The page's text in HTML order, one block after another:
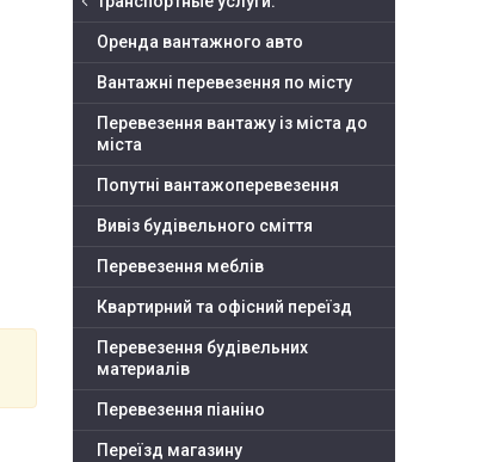
Оренда вантажного авто
Вантажні перевезення по місту
Перевезення вантажу із міста до
міста
Попутні вантажоперевезення
Вивіз будівельного сміття
Перевезення меблів
Квартирний та офісний переїзд
Перевезення будівельних
материалів
Перевезення піаніно
Переїзд магазину